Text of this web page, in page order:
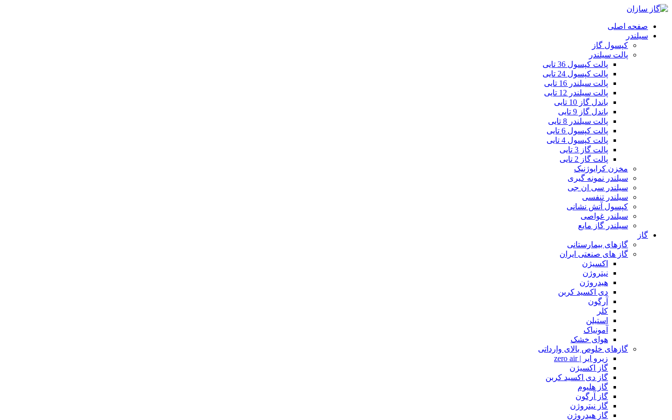
صفحه اصلی
سیلندر
کپسول گاز
پالت سیلندر
پالت کپسول 36 تایی
پالت کپسول 24 تایی
پالت سیلندر 16 تایی
پالت سیلندر 12 تایی
باندل گاز 10 تایی
باندل گاز 9 تایی
پالت سیلندر 8 تایی
پالت کپسول 6 تایی
پالت کپسول 4 تایی
پالت گاز 3 تایی
پالت گاز 2 تایی
مخزن کرایوژنیک
سیلندر نمونه گیری
سیلندر سی ان جی
سیلندر تنفسی
کپسول آتش نشانی
سیلندر غواصی
سیلندر گاز مایع
گاز
گازهای بیمارستانی
گاز های صنعتی ایران
اکسیژن
نیتروژن
هیدروژن
دی اکسید کربن
آرگون
کلر
استیلن
آمونیاک
هوای خشک
گازهای خلوص بالای وارداتی
زیرو ایر | zero air
گاز اکسیژن
گاز دی اکسید کربن
گاز هلیوم
گاز آرگون
گاز نیتروژن
گاز هیدروژن